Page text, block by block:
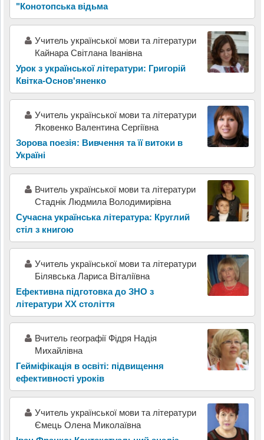
"Конотопська відьма
Учитель української мови та літератури
Кайнара Світлана Іванівна
Урок з української літератури: Григорій
Квітка-Основ'яненко
Учитель української мови та літератури
Яковенко Валентина Сергіївна
Зорова поезія: Вивчення та її витоки в
Україні
Вчитель української мови та літератури
Стаднік Людмила Володимирівна
Сучасна українська література: Круглий
стіл з книгою
Учитель української мови та літератури
Білявська Лариса Віталіївна
Ефективна підготовка до ЗНО з
літератури ХХ століття
Вчитель географії Фідря Надія
Михайлівна
Гейміфікація в освіті: підвищення
ефективності уроків
Учитель української мови та літератури
Ємець Олена Миколаївна